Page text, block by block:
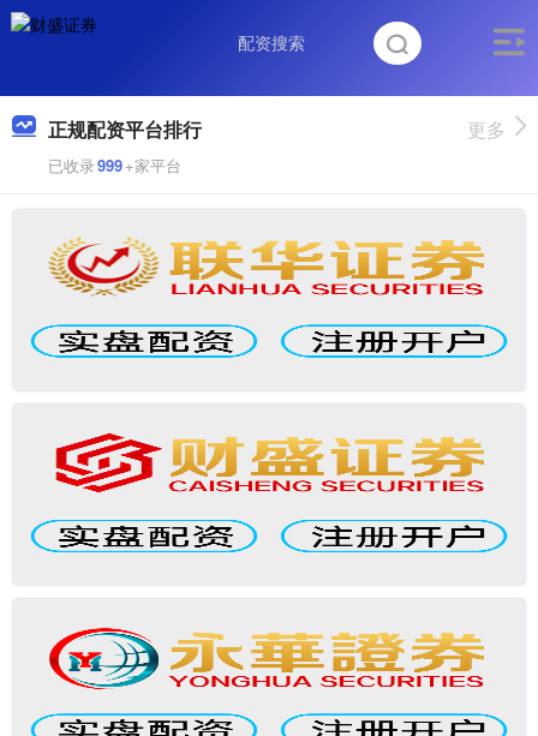
正规配资平台排行
已收录999+家平台
更多